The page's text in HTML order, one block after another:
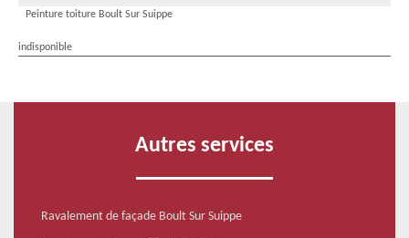
Peinture toiture Boult Sur Suippe
indisponible
Autres services
Ravalement de façade Boult Sur Suippe